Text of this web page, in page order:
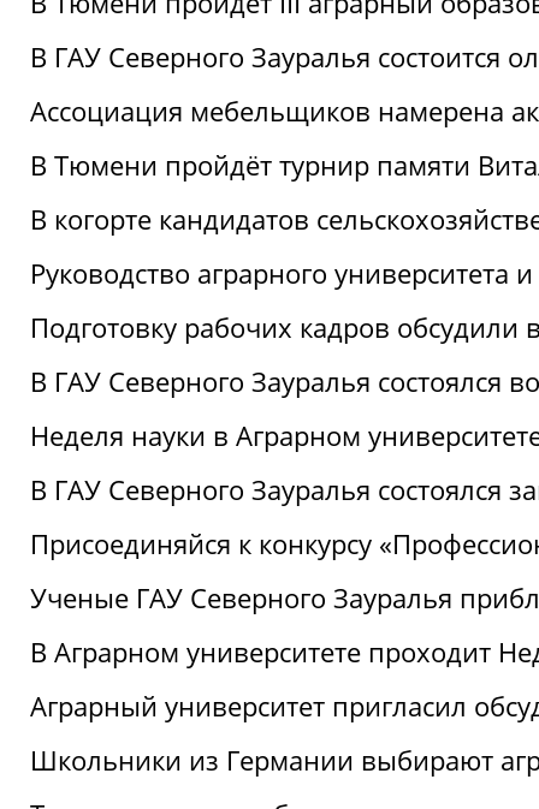
В ГАУ Северного Зауралья состоится
Ассоциация мебельщиков намерена
В Тюмени пройдёт турнир памяти
В когорте кандидатов
Руководство аграрного
Подготовку рабочих кадров
В ГАУ Северного Зауралья состоялся
Неделя науки в Аграрном
В ГАУ Северного Зауралья
Присоединяйся к конкурсу
Ученые ГАУ Северного Зауралья
В Аграрном университете проходит
Аграрный университет пригласил
Школьники из Германии выбирают